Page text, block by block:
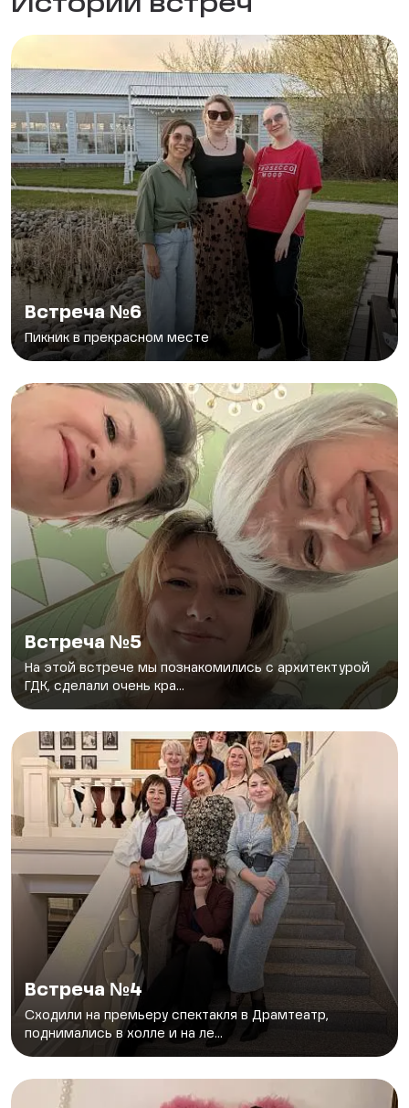
Истории встреч
Встреча №6
Пикник в прекрасном месте
Встреча №5
На этой встрече мы познакомились с архитектурой
ГДК, сделали очень кра...
Встреча №4
Сходили на премьеру спектакля в Драмтеатр,
поднимались в холле и на ле...